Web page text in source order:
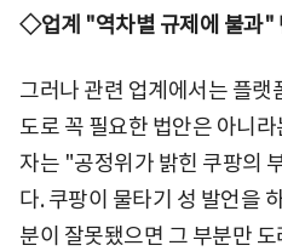
◇업계 "역차별 규제에 불과"
그러나 관련 업계에서는 플랫
도로 꼭 필요한 법안은 아니
자는 "공정위가 밝힌 쿠팡의
다. 쿠팡이 물타기 성 발언을
분이 잘못됐으면 그 부분만